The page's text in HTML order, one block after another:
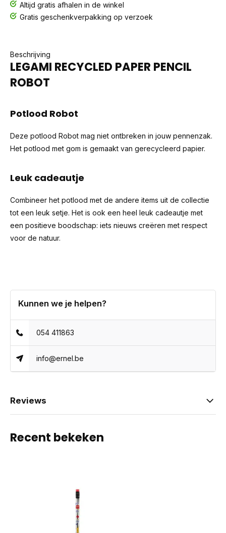
Altijd gratis afhalen in de winkel
Gratis geschenkverpakking op verzoek
Beschrijving
LEGAMI RECYCLED PAPER PENCIL
ROBOT
Potlood Robot
Deze potlood Robot mag niet ontbreken in jouw pennenzak.
Het potlood met gom is gemaakt van gerecycleerd papier.
Leuk cadeautje
Combineer het potlood met de andere items uit de collectie
tot een leuk setje. Het is ook een heel leuk cadeautje met
een positieve boodschap: iets nieuws creëren met respect
voor de natuur.
Kunnen we je helpen?
054 411863
info@ernel.be
Reviews
Recent bekeken